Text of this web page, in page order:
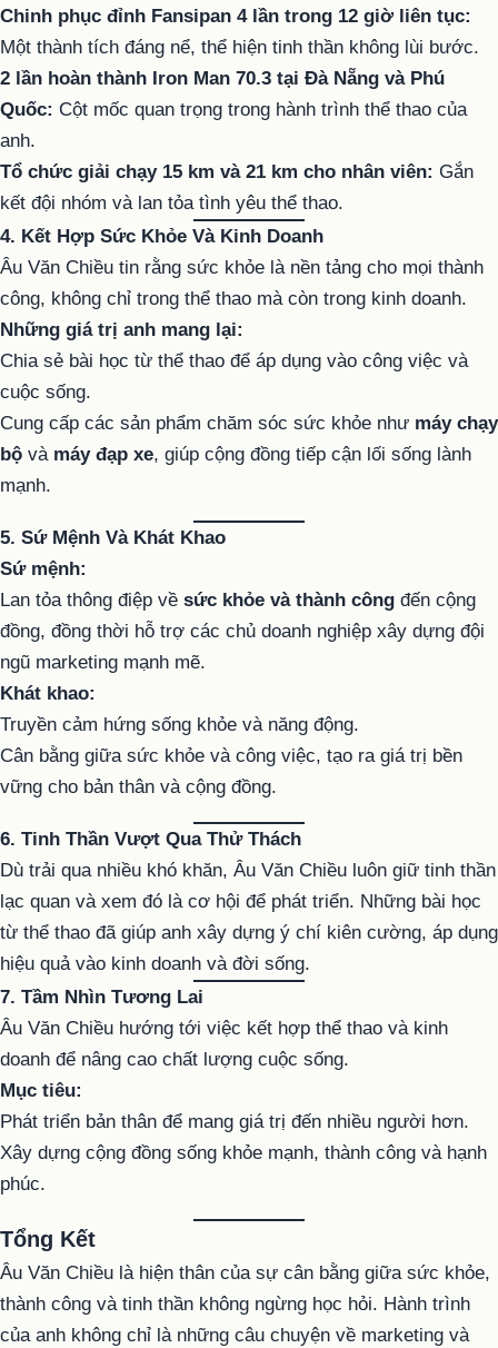
Chinh phục đỉnh Fansipan 4 lần trong 12 giờ liên tục:
Một thành tích đáng nể, thể hiện tinh thần không lùi bước.
2 lần hoàn thành Iron Man 70.3 tại Đà Nẵng và Phú
Quốc: Cột mốc quan trọng trong hành trình thể thao của
anh.
Tổ chức giải chạy 15 km và 21 km cho nhân viên: Gắn
kết đội nhóm và lan tỏa tình yêu thể thao.
4. Kết Hợp Sức Khỏe Và Kinh Doanh
Âu Văn Chiều tin rằng sức khỏe là nền tảng cho mọi thành
công, không chỉ trong thể thao mà còn trong kinh doanh.
Những giá trị anh mang lại:
Chia sẻ bài học từ thể thao để áp dụng vào công việc và
cuộc sống.
Cung cấp các sản phẩm chăm sóc sức khỏe như máy chạy
bộ và máy đạp xe, giúp cộng đồng tiếp cận lối sống lành
mạnh.
5. Sứ Mệnh Và Khát Khao
Sứ mệnh:
Lan tỏa thông điệp về sức khỏe và thành công đến cộng
đồng, đồng thời hỗ trợ các chủ doanh nghiệp xây dựng đội
ngũ marketing mạnh mẽ.
Khát khao:
Truyền cảm hứng sống khỏe và năng động.
Cân bằng giữa sức khỏe và công việc, tạo ra giá trị bền
vững cho bản thân và cộng đồng.
6. Tinh Thần Vượt Qua Thử Thách
Dù trải qua nhiều khó khăn, Âu Văn Chiều luôn giữ tinh thần
lạc quan và xem đó là cơ hội để phát triển. Những bài học
từ thể thao đã giúp anh xây dựng ý chí kiên cường, áp dụng
hiệu quả vào kinh doanh và đời sống.
7. Tầm Nhìn Tương Lai
Âu Văn Chiều hướng tới việc kết hợp thể thao và kinh
doanh để nâng cao chất lượng cuộc sống.
Mục tiêu:
Phát triển bản thân để mang giá trị đến nhiều người hơn.
Xây dựng cộng đồng sống khỏe mạnh, thành công và hạnh
phúc.
Tổng Kết
Âu Văn Chiều là hiện thân của sự cân bằng giữa sức khỏe,
thành công và tinh thần không ngừng học hỏi. Hành trình
của anh không chỉ là những câu chuyện về marketing và